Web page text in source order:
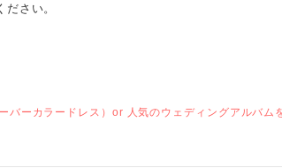
さい。
バーカラードレス）or 人気のウェディングアルバム